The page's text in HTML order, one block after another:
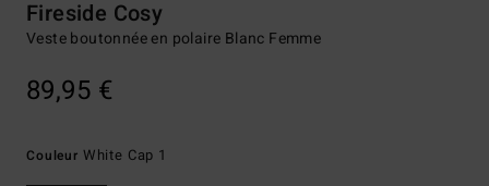
Fireside Cosy
Veste boutonnée en polaire Blanc Femme
89,95 €
Couleur White Cap 1